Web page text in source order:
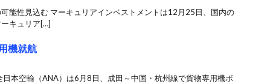
能性見込む マーキュリアインベストメントは12月25日、国内の
キュリア[…]
機就航
本空輸（ANA）は6月8日、成田～中国・杭州線で貨物専用機ボ